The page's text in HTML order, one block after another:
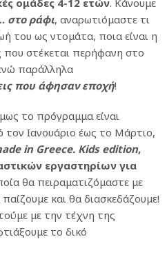
στο ράφι, αναρωτιόμαστε τι
του ως ντομάτα, ποια είναι η
που στέκεται περήφανη στο
παράλληλα
που άφησαν εποχή!
το πρόγραμμα είναι
τον Ιανουάριο έως το Μάρτιο,
in Greece. Kids edition,
εργαστηρίων για
θα πειραματιζόμαστε με
και θα διασκεδάζουμε!
με την τέχνη της
το δικό